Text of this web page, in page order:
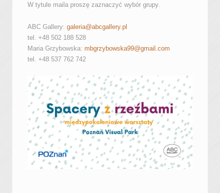
W tytule maila proszę zaznaczyć wybór grupy.
ABC Gallery: galeria@abcgallery.pl
tel. +48 502 188 528
Maria Grzybowska: mbgrzybowska99@gmail.com
tel. +48 537 762 742